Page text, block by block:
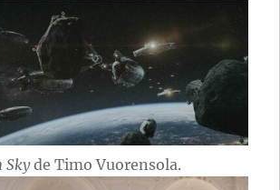
Skyde Timo Vuorensola.